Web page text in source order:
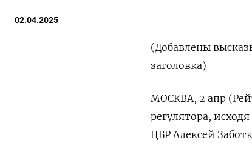
02.04.2025
(Добавлены
заголовка)
МОСКВА, 2 апр
регулятора,
ЦБР Алексей